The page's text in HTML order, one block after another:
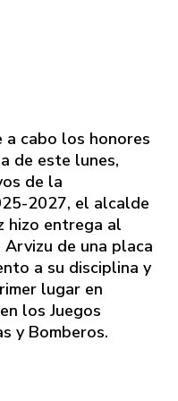
a cabo los honores
de este lunes,
de la
2027, el alcalde
hizo entrega al
de una placa
a su disciplina y
lugar en
los Juegos
y Bomberos.